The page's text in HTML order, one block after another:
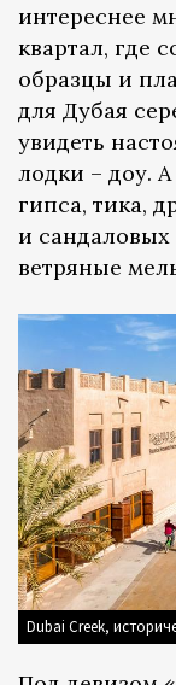
интереснее
квартал, где
образцы и
для Дубая
увидеть
лодки – доу.
гипса, тика,
и
ветряные
Dubai Creek,